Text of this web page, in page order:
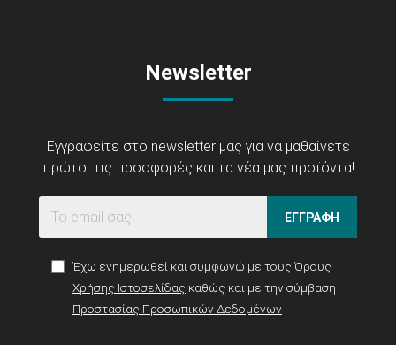
Newsletter
Εγγραφείτε στο newsletter μας για να μαθαίνετε
πρώτοι τις προσφορές και τα νέα μας προϊόντα!
ΕΓΓΡΑΦΗ
Έχω ενημερωθεί και συμφωνώ με τους Όρους
Χρήσης Ιστοσελίδας καθώς και με την σύμβαση
Προστασίας Προσωπικών Δεδομένων